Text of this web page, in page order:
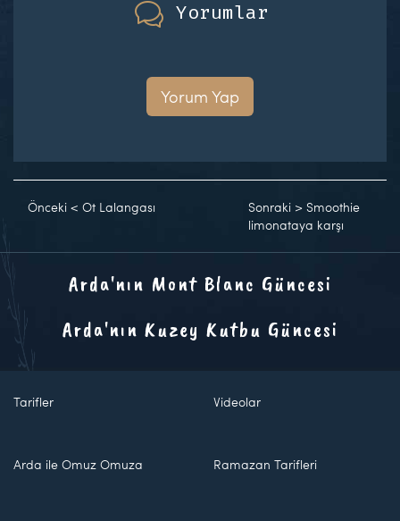
Yorumlar
Yorum Yap
Önceki < Ot Lalangası Sonraki >Smoothie
limonataya karşı
Arda'nın Mont Blanc Güncesi
Arda'nın Kuzey Kutbu Güncesi
Tarifler Videolar
Arda ile Omuz Omuza Ramazan Tarifleri